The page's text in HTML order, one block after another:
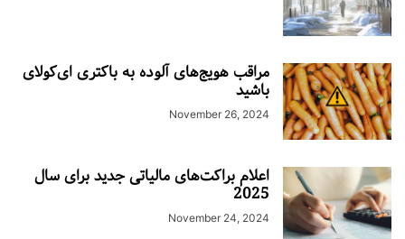
مراقب هویج‌های آلوده به باکتری ای‌کولای
باشید
November 26, 2024
اعلام براکت‌های مالیاتی جدید برای سال
2025
November 24, 2024